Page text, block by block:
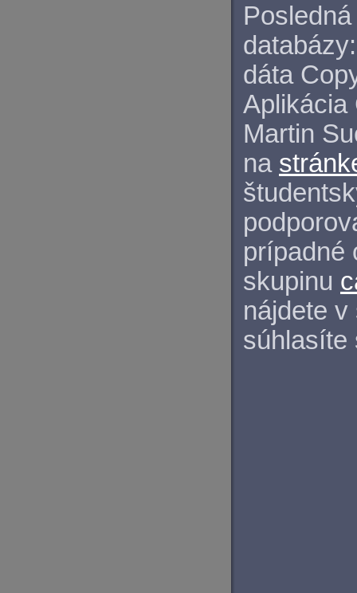
databázy:
dáta
Aplikácia
Martin
na
prípadné
skupinu
nájdete